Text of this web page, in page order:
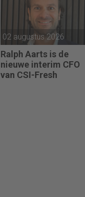
02 augustus 2026
Ralph Aarts is de
nieuwe interim CFO
van CSI-Fresh